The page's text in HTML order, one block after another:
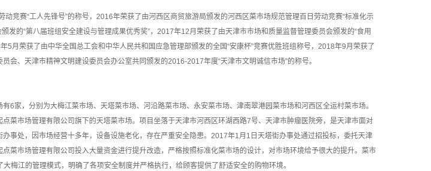
赛“工人先锋号”的称号，2016年荣获了由河西区商贸旅游局颁发的河西区菜市场规范管理百日劳动竞赛“标准化示
发的“第八届班组安全建设与管理成果优秀奖”，2017年12月荣获了由天津市市场和质量监督管理委员会颁发的“食用
5月荣获了由中华全国总工会和中华人民共和国应急管理部颁发的全国“安康杯”竞赛优胜班组称号，2018年9月荣获了
会、天津市精神文明建设委员会办公室共同颁发的2016-2017年度“天津市文明诚信市场”的称号。
家，分别为大梅江菜市场、天塔菜市场、河沿路菜市场、永安菜市场、津南翠港园菜市场和河西区全运村菜市场。
市场管理有限公司旗下的天塔菜市场。项目坐落于天津市河西区环湖西路7号、天津市肿瘤医院旁，是天津市面对
事处，因市场经营十多年，设备设施老化，存在严重安全隐患。2017年1月1日天塔街办事处通过招投标，委托天津
菜市场管理有限公司投入大量资金进行提升改造，严格按照标准化菜市场的设计，对市场环境给予很大的提升。菜市
梅江的管理模式，明确了各项安全制度并严格执行，给顾客提供了舒适安全的购物环境。